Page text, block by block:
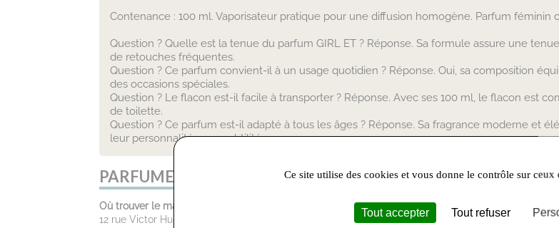
Contenance : 100 ml. Vaporisateur pratique pour une diffusion homogène. Parfum féminin
Question ? Quelle est la tenue du parfum GIRL ET ? Réponse. Sa formule assure une
de retouches fréquentes.
Question ? Ce parfum convient-il à un usage quotidien ? Réponse. Oui, sa composition
des occasions spéciales.
Question ? Le flacon est-il facile à transporter ? Réponse. Avec ses 100 ml, le flacon est
de toilette.
Question ? Ce parfum est-il adapté à tous les âges ? Réponse. Sa fragrance moderne et
leur personnalité avec subtilité.
PARFUMERIE MARYCA :
Où trouver le magasin :
12 rue Victor Hugo 81100 castres
Ce site utilise des cookies et vous donne le contrôle sur
Tout accepter Tout refuser